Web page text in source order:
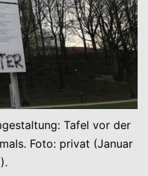
Tafel vor der
Foto: pri­vat (Januar